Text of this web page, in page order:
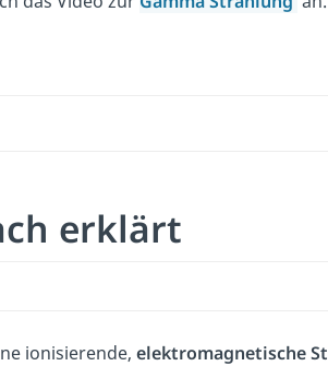
erklärt
ionisierende, elektromagnetische